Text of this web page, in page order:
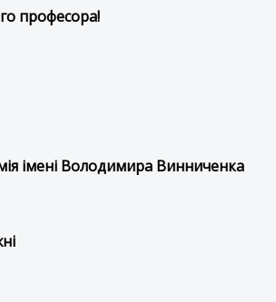
професора!
імені Володимира Винниченка